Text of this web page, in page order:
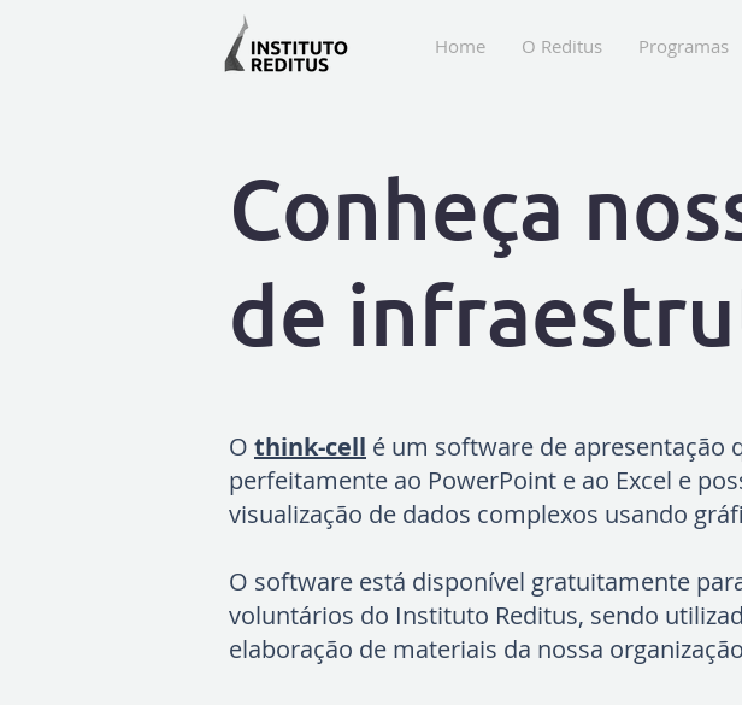
Home O Reditus Programas
Conheça
de
O think-cell é um software de apresentação
perfeitamente ao PowerPoint e ao Excel e
visualização de dados complexos usando
O software está disponível gratuitamente
voluntários do Instituto Reditus, sendo
elaboração de materiais da nossa